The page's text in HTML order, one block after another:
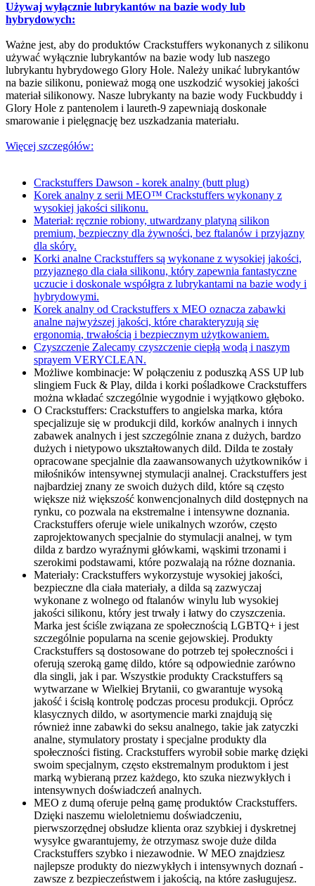
Używaj wyłącznie lubrykantów na bazie wody lub
hybrydowych:
Ważne jest, aby do produktów Crackstuffers wykonanych z silikonu
używać wyłącznie lubrykantów na bazie wody lub naszego
lubrykantu hybrydowego Glory Hole. Należy unikać lubrykantów
na bazie silikonu, ponieważ mogą one uszkodzić wysokiej jakości
materiał silikonowy. Nasze lubrykanty na bazie wody Fuckbuddy i
Glory Hole z pantenolem i laureth-9 zapewniają doskonałe
smarowanie i pielęgnację bez uszkadzania materiału.
Więcej szczegółów:
Crackstuffers Dawson - korek analny (butt plug)
Korek analny z serii MEO™ Crackstuffers wykonany z
wysokiej jakości silikonu.
Materiał: ręcznie robiony, utwardzany platyną silikon
premium, bezpieczny dla żywności, bez ftalanów i przyjazny
dla skóry.
Korki analne Crackstuffers są wykonane z wysokiej jakości,
przyjaznego dla ciała silikonu, który zapewnia fantastyczne
uczucie i doskonale współgra z lubrykantami na bazie wody i
hybrydowymi.
Korek analny od Crackstuffers x MEO oznacza zabawki
analne najwyższej jakości, które charakteryzują się
ergonomią, trwałością i bezpiecznym użytkowaniem.
Czyszczenie Zalecamy czyszczenie ciepłą wodą i naszym
sprayem VERYCLEAN.
Możliwe kombinacje: W połączeniu z poduszką ASS UP lub
slingiem Fuck & Play, dilda i korki pośladkowe Crackstuffers
można wkładać szczególnie wygodnie i wyjątkowo głęboko.
O Crackstuffers: Crackstuffers to angielska marka, która
specjalizuje się w produkcji dild, korków analnych i innych
zabawek analnych i jest szczególnie znana z dużych, bardzo
dużych i nietypowo ukształtowanych dild. Dilda te zostały
opracowane specjalnie dla zaawansowanych użytkowników i
miłośników intensywnej stymulacji analnej. Crackstuffers jest
najbardziej znany ze swoich dużych dild, które są często
większe niż większość konwencjonalnych dild dostępnych na
rynku, co pozwala na ekstremalne i intensywne doznania.
Crackstuffers oferuje wiele unikalnych wzorów, często
zaprojektowanych specjalnie do stymulacji analnej, w tym
dilda z bardzo wyraźnymi główkami, wąskimi trzonami i
szerokimi podstawami, które pozwalają na różne doznania.
Materiały: Crackstuffers wykorzystuje wysokiej jakości,
bezpieczne dla ciała materiały, a dilda są zazwyczaj
wykonane z wolnego od ftalanów winylu lub wysokiej
jakości silikonu, który jest trwały i łatwy do czyszczenia.
Marka jest ściśle związana ze społecznością LGBTQ+ i jest
szczególnie popularna na scenie gejowskiej. Produkty
Crackstuffers są dostosowane do potrzeb tej społeczności i
oferują szeroką gamę dildo, które są odpowiednie zarówno
dla singli, jak i par. Wszystkie produkty Crackstuffers są
wytwarzane w Wielkiej Brytanii, co gwarantuje wysoką
jakość i ścisłą kontrolę podczas procesu produkcji. Oprócz
klasycznych dildo, w asortymencie marki znajdują się
również inne zabawki do seksu analnego, takie jak zatyczki
analne, stymulatory prostaty i specjalne produkty dla
społeczności fisting. Crackstuffers wyrobił sobie markę dzięki
swoim specjalnym, często ekstremalnym produktom i jest
marką wybieraną przez każdego, kto szuka niezwykłych i
intensywnych doświadczeń analnych.
MEO z dumą oferuje pełną gamę produktów Crackstuffers.
Dzięki naszemu wieloletniemu doświadczeniu,
pierwszorzędnej obsłudze klienta oraz szybkiej i dyskretnej
wysyłce gwarantujemy, że otrzymasz swoje duże dilda
Crackstuffers szybko i niezawodnie. W MEO znajdziesz
najlepsze produkty do niezwykłych i intensywnych doznań -
zawsze z bezpieczeństwem i jakością, na które zasługujesz.